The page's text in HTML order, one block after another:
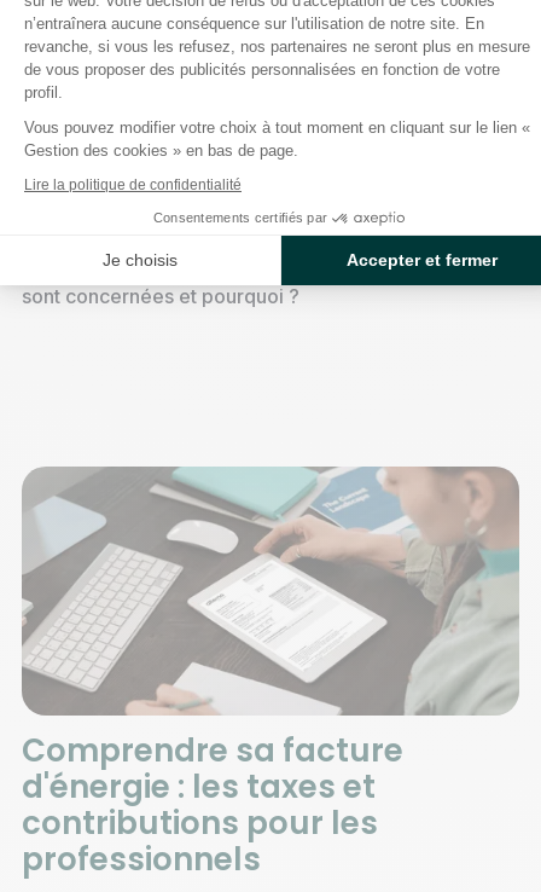
Fourniture d’énergie et contrat
unique : 3 minutes pour tout
comprendre
Comment marche le système électrique en France ?
Qu'est-ce que le contrat unique ? Quelles entreprises
sont concernées et pourquoi ?
Comprendre sa facture
d'énergie : les taxes et
contributions pour les
professionnels
n’entraînera aucune conséquence sur l'utilisation de notre site. En
revanche, si vous les refusez, nos partenaires ne seront plus en mesure
de vous proposer des publicités personnalisées en fonction de votre
profil.
Vous pouvez modifier votre choix à tout moment en cliquant sur le lien «
Gestion des cookies » en bas de page.
Lire la politique de confidentialité
Consentements certifiés par
Je choisis Accepter et fermer